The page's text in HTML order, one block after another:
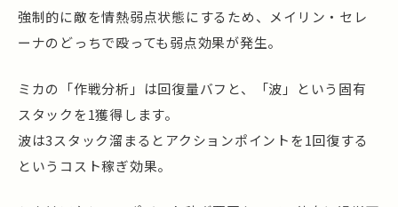
強制的に敵を情熱弱点状態にするため、メイリン・セレ
ーナのどっちで殴っても弱点効果が発生。
ミカの「作戦分析」は回復量バフと、「波」という固有
スタックを1獲得します。
波は3スタック溜まるとアクションポイントを1回復する
というコスト稼ぎ効果。